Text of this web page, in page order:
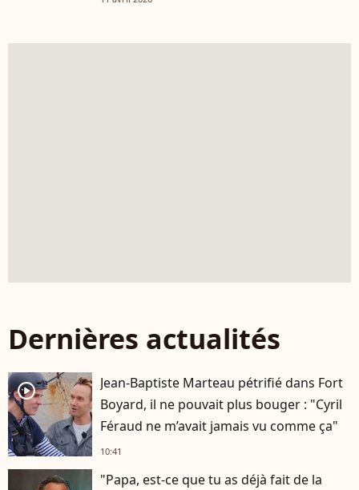
Dernières actualités
player2
Jean-Baptiste Marteau pétrifié dans Fort
Boyard, il ne pouvait plus bouger : "Cyril
Féraud ne m’avait jamais vu comme ça"
10:41
"Papa, est-ce que tu as déjà fait de la